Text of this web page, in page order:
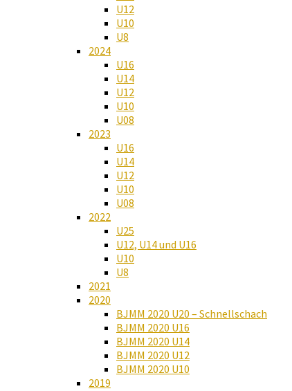
U12
U10
U8
2024
U16
U14
U12
U10
U08
2023
U16
U14
U12
U10
U08
2022
U25
U12, U14 und U16
U10
U8
2021
2020
BJMM 2020 U20 – Schnellschach
BJMM 2020 U16
BJMM 2020 U14
BJMM 2020 U12
BJMM 2020 U10
2019